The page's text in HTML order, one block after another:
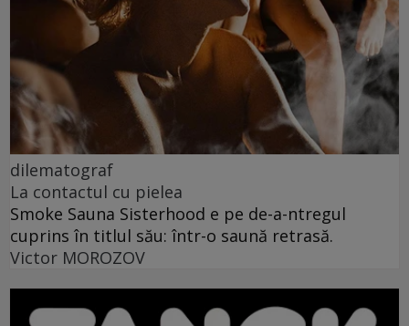
dilematograf
La contactul cu pielea
Smoke Sauna Sisterhood e pe de-a-ntregul
cuprins în titlul său: într-o saună retrasă.
Victor MOROZOV